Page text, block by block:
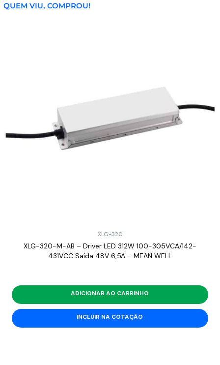
QUEM VIU, COMPROU!
XLG-320
XLG-320-M-AB – Driver LED 312W 100-305VCA/142-
431VCC Saída 48V 6,5A – MEAN WELL
ADICIONAR AO CARRINHO
INCLUIR NA COTAÇÃO